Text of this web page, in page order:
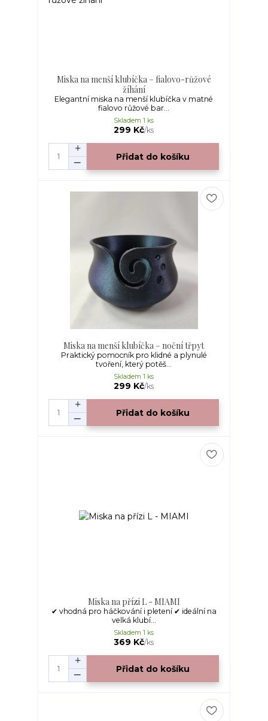
Miska na menší klubíčka – fialovo-růžové
žíhání
Elegantní miska na menší klubíčka v matné
fialovo růžové bar...
299 Kč/ks
Skladem 1 ks
Přidat do košíku
Miska na menší klubíčka – noční třpyt
Praktický pomocník pro klidné a plynulé
tvoření, který potěš...
299 Kč/ks
Skladem 1 ks
Přidat do košíku
Miska na přízi L - MIAMI
✔ vhodná pro háčkování i pletení ✔ ideální na
velká klubí...
369 Kč/ks
Skladem 1 ks
Přidat do košíku